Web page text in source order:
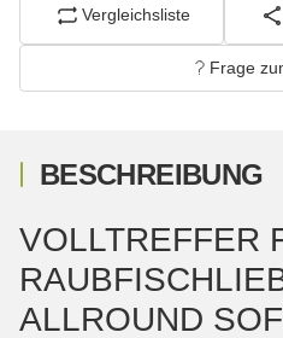
Vergleichsliste
Frage
BESCHREIBUNG
VOLLTREFFER
ALLROUND